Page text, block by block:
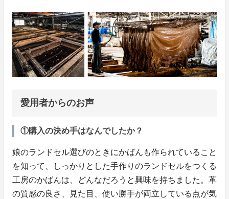
愛用者からのお声
①購入の決め手はなんでしたか？
娘のランドセル選びのときにかばんも作られていること
を知って、しっかりとした手作りのランドセルをつくる
工房のかばんは、どんなだろうと興味を持ちました。革
の質感の良さ、見た目、使い勝手が両立している点が気